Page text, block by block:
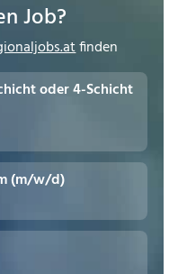
Job?
finden
oder 4-Schicht
(m/w/d)